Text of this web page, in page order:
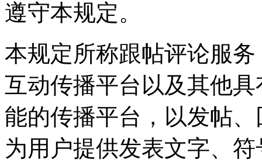
遵守本规定。
本规定所称跟帖评论服
互动传播平台以及其他
能的传播平台，以发帖
为用户提供发表文字、